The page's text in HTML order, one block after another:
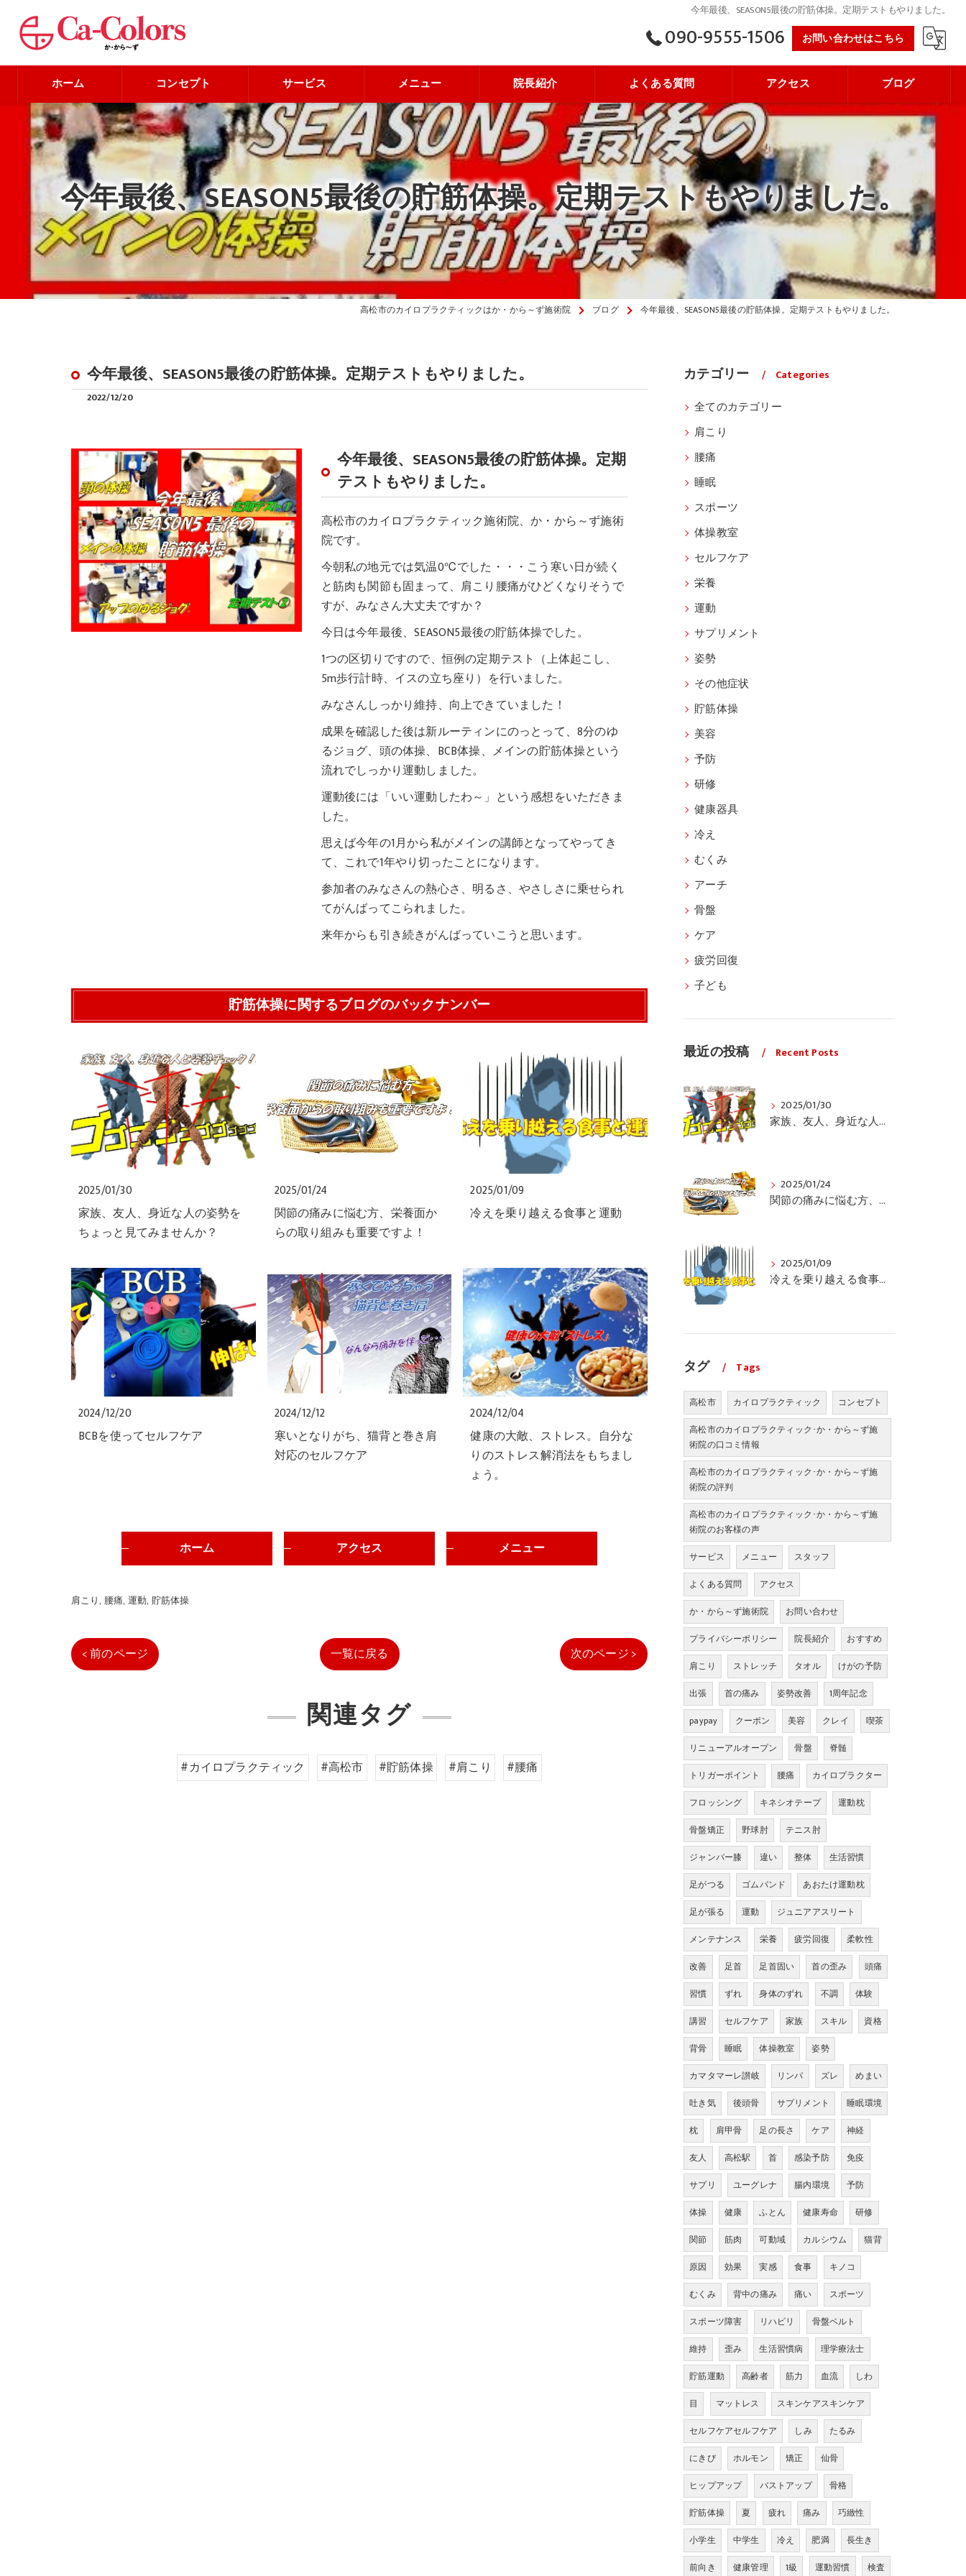
今年最後、SEASON5最後の貯筋体操。定期テストもやりました。
090-9555-1506 お問い合わせはこちら
ホーム コンセプト サービス メニュー 院長紹介 よくある質問 アクセス ブログ
今年最後、SEASON5最後の貯筋体操。定期テストもやりました。
高松市のカイロプラクティックはか・から～ず施術院 ブログ 今年最後、SEASON5最後の貯筋体操。定期テストもやりました。
今年最後、SEASON5最後の貯筋体操。定期テストもやりました。
2022/12/20
今年最後、SEASON5最後の貯筋体操。定期
テストもやりました。
高松市のカイロプラクティック施術院、か・から～ず施術
院です。
今朝私の地元では気温0℃でした・・・こう寒い日が続く
と筋肉も関節も固まって、肩こり腰痛がひどくなりそうで
すが、みなさん大丈夫ですか？
今日は今年最後、SEASON5最後の貯筋体操でした。
1つの区切りですので、恒例の定期テスト（上体起こし、
5m歩行計時、イスの立ち座り）を行いました。
みなさんしっかり維持、向上できていました！
成果を確認した後は新ルーティンにのっとって、8分のゆ
るジョグ、頭の体操、BCB体操、メインの貯筋体操という
流れでしっかり運動しました。
運動後には「いい運動したわ～」という感想をいただきま
した。
思えば今年の1月から私がメインの講師となってやってき
て、これで1年やり切ったことになります。
参加者のみなさんの熱心さ、明るさ、やさしさに乗せられ
てがんばってこられました。
来年からも引き続きがんばっていこうと思います。
貯筋体操に関するブログのバックナンバー
2025/01/30
家族、友人、身近な人の姿勢を
ちょっと見てみませんか？
2025/01/24
関節の痛みに悩む方、栄養面か
らの取り組みも重要ですよ！
2025/01/09
冷えを乗り越える食事と運動
2024/12/20
BCBを使ってセルフケア
2024/12/12
寒いとなりがち、猫背と巻き肩
対応のセルフケア
2024/12/04
健康の大敵、ストレス。自分な
りのストレス解消法をもちまし
ょう。
ホーム アクセス メニュー
肩こり 腰痛 運動 貯筋体操
< 前のページ 一覧に戻る 次のページ >
関連タグ
#カイロプラクティック #高松市 #貯筋体操 #肩こり #腰痛
カテゴリー Categories
全てのカテゴリー
肩こり
腰痛
睡眠
スポーツ
体操教室
セルフケア
栄養
運動
サプリメント
姿勢
その他症状
貯筋体操
美容
予防
研修
健康器具
冷え
むくみ
アーチ
骨盤
ケア
疲労回復
子ども
最近の投稿 Recent Posts
2025/01/30
家族、友人、身近な人の姿勢をちょっと見てみませんか？
2025/01/24
関節の痛みに悩む方、栄養面からの取り組みも重要ですよ！
2025/01/09
冷えを乗り越える食事と運動
タグ Tags
高松市 カイロプラクティック
コンセプト
高松市のカイロプラクティック･か・から～ず施
術院の口コミ情報
高松市のカイロプラクティック･か・から～ず施
術院の評判
高松市のカイロプラクティック･か・から～ず施
術院のお客様の声
サービス
メニュー
スタッフ
よくある質問
アクセス
か・から～ず施術院
お問い合わせ
プライバシーポリシー
院長紹介
おすすめ
肩こり
ストレッチ タオル
けがの予防
出張
首の痛み 姿勢改善
1周年記念
paypay
クーポン 美容 クレイ
喫茶
リニューアルオープン
骨盤
脊髄
トリガーポイント
腰痛
カイロプラクター
フロッシング
キネシオテープ
運動枕
骨盤矯正
野球肘
テニス肘
ジャンパー膝
違い 整体
生活習慣
足がつる
ゴムバンド
あおたけ運動枕
足が張る
運動
ジュニアアスリート
メンテナンス
栄養 疲労回復
柔軟性
改善
足首 足首固い 首の歪み
頭痛
習慣
ずれ 身体のずれ 不調
体験
講習
セルフケア 家族 スキル
資格
背骨
睡眠 体操教室
姿勢
カマタマーレ讃岐
リンパ ズレ
めまい
吐き気
後頭骨 サプリメント
睡眠環境
枕
肩甲骨 足の長さ ケア
神経
友人
高松駅 首 感染予防
免疫
サプリ
ユーグレナ 腸内環境
予防
体操
健康 ふとん 健康寿命
研修
関節
筋肉 可動域 カルシウム
猫背
原因
効果 実感 食事
キノコ
むくみ
背中の痛み 痛い
スポーツ
スポーツ障害
リハビリ
骨盤ベルト
維持
歪み 生活習慣病
理学療法士
貯筋運動
高齢者 筋力 血流
しわ
目
マットレス
スキンケアスキンケア
セルフケアセルフケア
しみ
たるみ
にきび
ホルモン 矯正
仙骨
ヒップアップ
バストアップ
骨格
貯筋体操
夏 疲れ 痛み
巧緻性
小学生
中学生 冷え 肥満
長生き
前向き
健康管理 1級 運動習慣 検査